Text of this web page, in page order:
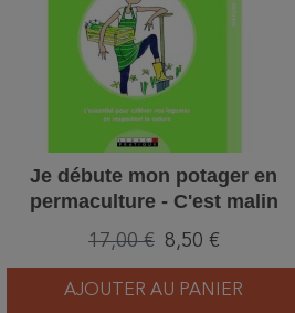
Je débute mon potager en
permaculture - C'est malin
17,00 € 8,50 €
AJOUTER AU PANIER